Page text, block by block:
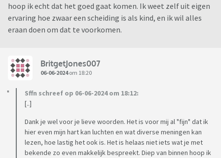
hoop ik echt dat het goed gaat komen. Ik weet zelf uit eigen
ervaring hoe zwaar een scheiding is als kind, en ik wil alles
eraan doen om dat te voorkomen.
BritgetJones007
06-06-2024om 18:20
Sffn schreef op 06-06-2024 om 18:12:
[..]
Dank je wel voor je lieve woorden. Het is voor mij al "fijn" dat ik
hier even mijn hart kan luchten en wat diverse meningen kan
lezen, hoe lastig het ook is. Het is helaas niet iets wat je met
bekende zo even makkelijk bespreekt. Diep van binnen hoop ik